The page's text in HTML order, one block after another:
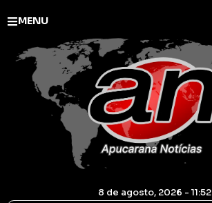
MENU
8 de agosto, 2026 - 11:52